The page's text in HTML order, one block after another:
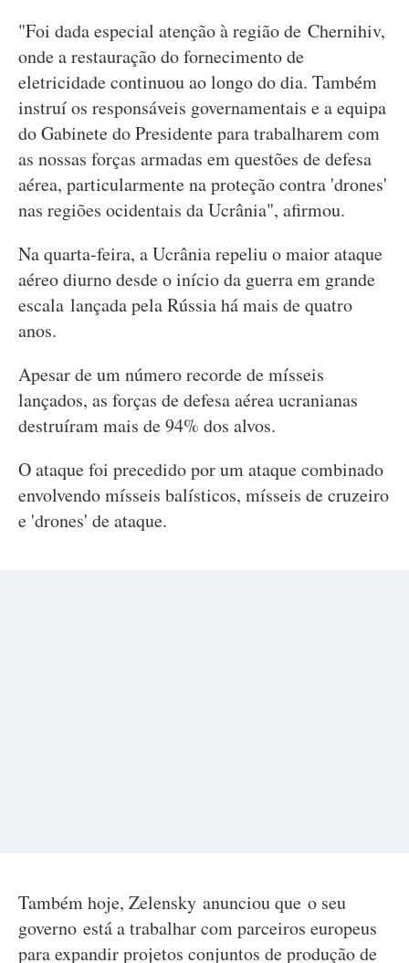
"Foi dada especial atenção à região de Chernihiv,
onde a restauração do fornecimento de
eletricidade continuou ao longo do dia. Também
instruí os responsáveis governamentais e a equipa
do Gabinete do Presidente para trabalharem com
as nossas forças armadas em questões de defesa
aérea, particularmente na proteção contra 'drones'
nas regiões ocidentais da Ucrânia", afirmou.
Na quarta-feira, a Ucrânia repeliu o maior ataque
aéreo diurno desde o início da guerra em grande
escala lançada pela Rússia há mais de quatro
anos.
Apesar de um número recorde de mísseis
lançados, as forças de defesa aérea ucranianas
destruíram mais de 94% dos alvos.
O ataque foi precedido por um ataque combinado
envolvendo mísseis balísticos, mísseis de cruzeiro
e 'drones' de ataque.
Também hoje, Zelensky anunciou que o seu
governo está a trabalhar com parceiros europeus
para expandir projetos conjuntos de produção de